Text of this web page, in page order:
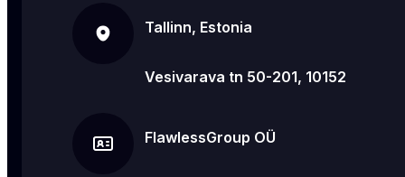
Tallinn, Estonia
Vesivarava tn 50-201, 10152
FlawlessGroup OÜ